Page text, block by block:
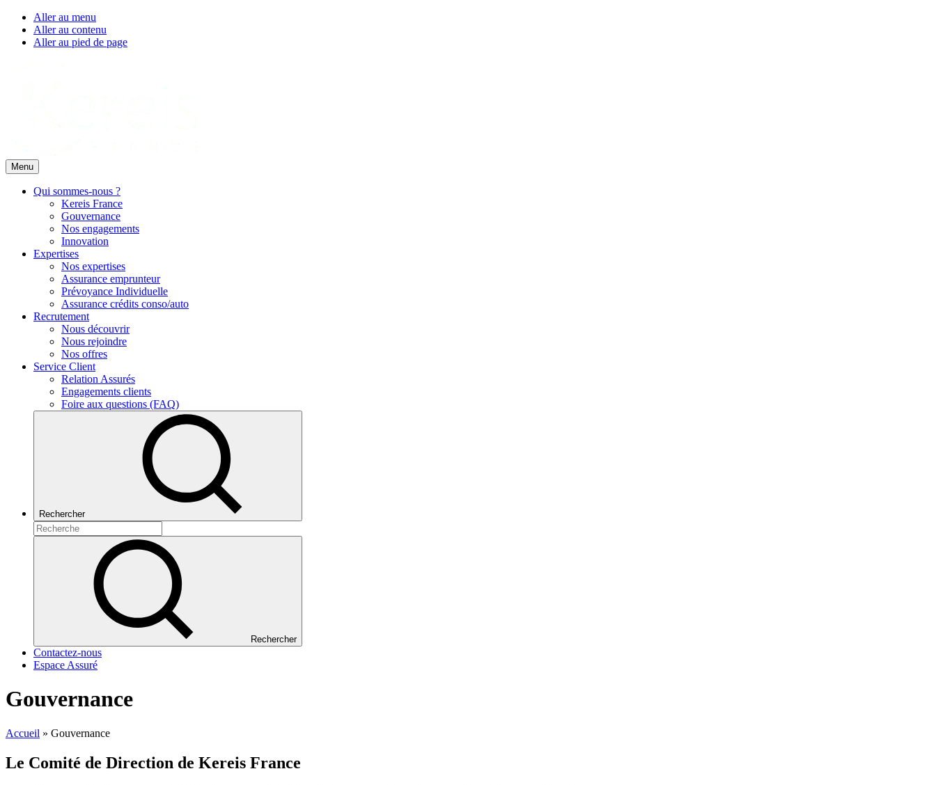
Aller au menu
Aller au contenu
Aller au pied de page
Menu
Qui sommes-nous ?
Kereis France
Gouvernance
Nos engagements
Innovation
Expertises
Nos expertises
Assurance emprunteur
Prévoyance Individuelle
Assurance crédits conso/auto
Recrutement
Nous découvrir
Nous rejoindre
Nos offres
Service Client
Relation Assurés
Engagements clients
Foire aux questions (FAQ)
Rechercher
Rechercher
Contactez-nous
Espace Assuré
Gouvernance
Accueil » Gouvernance
Le Comité de Direction de Kereis France